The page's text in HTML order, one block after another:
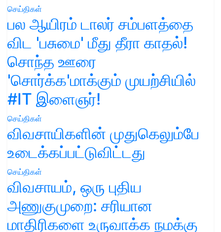
செய்திகள்
பல ஆயிரம் டாலர் சம்பளத்தை
விட 'பசுமை' மீது தீரா காதல்!
சொந்த ஊரை
'சொர்க்க'மாக்கும் முயற்சியில்
#IT இளைஞர்!
செய்திகள்
விவசாயிகளின் முதுகெலும்பே
உடைக்கப்பட்டுவிட்டது
செய்திகள்
விவசாயம், ஒரு புதிய
அணுகுமுறை: சரியான
மாதிரிகளை உருவாக்க நமக்கு